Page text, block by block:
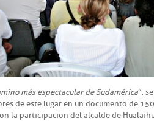
más espectacular de Sudamérica”,
de este lugar en un documento de
la participación del alcalde de